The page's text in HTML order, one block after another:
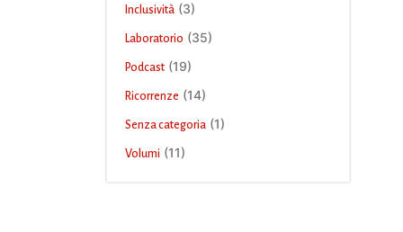
Inclusività(3)
Laboratorio (35)
Podcast(19)
Ricorrenze (14)
Senza categoria(1)
Volumi (11)